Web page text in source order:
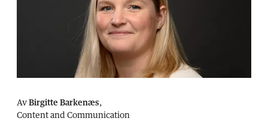
Av Birgitte Barkenæs,
Content and Communication